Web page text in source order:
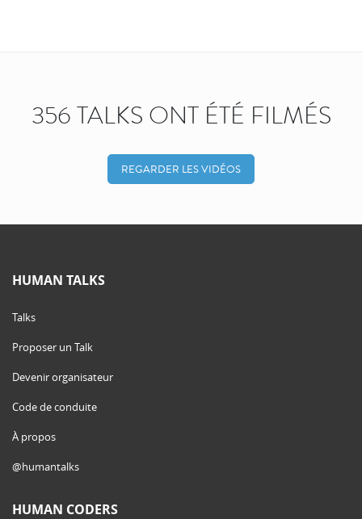
356 TALKS ONT ÉTÉ FILMÉS
REGARDER LES VIDÉOS
HUMAN TALKS
Talks
Proposer un Talk
Devenir organisateur
Code de conduite
À propos
@humantalks
HUMAN CODERS